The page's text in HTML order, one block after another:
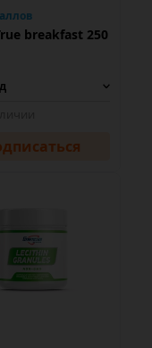
breakfast 250